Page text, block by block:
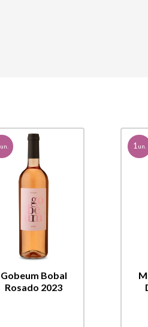
un.
Gobeum Bobal
Rosado 2023
1un.